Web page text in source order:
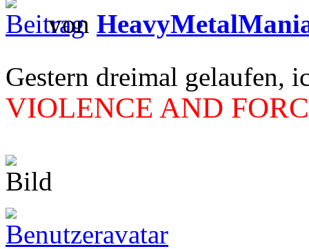
von
Gestern dreimal gelaufen,
VIOLENCE AND